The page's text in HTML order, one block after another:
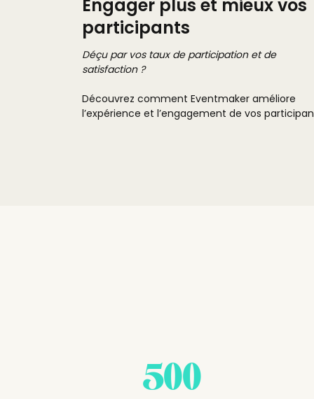
Engager plus et mieux vos
participants
Déçu par vos taux de participation et de
satisfaction ?
Découvrez comment Eventmaker améliore
l’expérience et l’engagement de vos
500